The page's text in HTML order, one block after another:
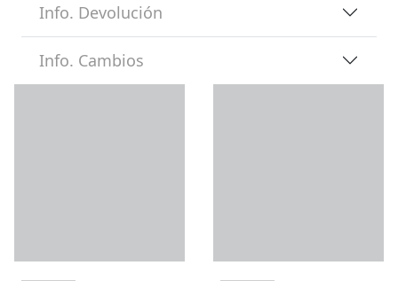
Info. Devolución
Info. Cambios